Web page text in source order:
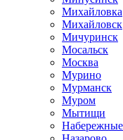
Михайловка
Михайловск
Мичуринск
Мосальск
Москва
Мурино
Мурманск
Муром
Мытищи